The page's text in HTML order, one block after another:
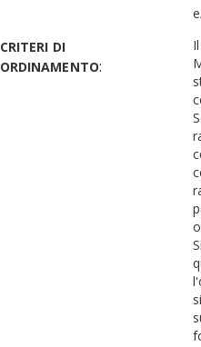
CRITERI DI
ORDINAMENTO: